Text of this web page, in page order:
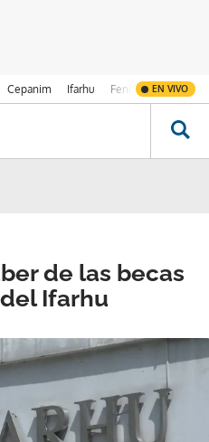
Cepanim Ifarhu Fenómeno de El
EN VIVO
de las becas
Ifarhu